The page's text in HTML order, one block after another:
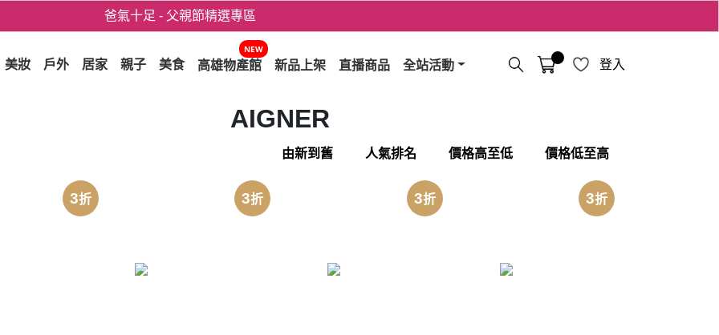
爸氣十足 - 父親節精選專區
用心愛你！七夕星選禮遇！
美妝 戶外 居家 親子 美食 高雄物產館
NEW
新品上架 直播商品 全站活動 登入
AIGNER
由新到舊 人氣排名 價格高至低 價格低至高
3折 3折 3折 3折